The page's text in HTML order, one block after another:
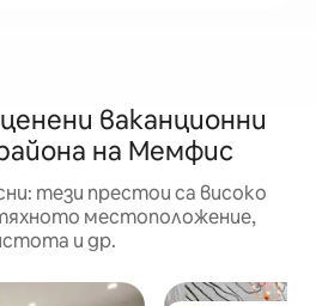
ваканционни
на Мемфис
тези престои са високо
местоположение,
и др.